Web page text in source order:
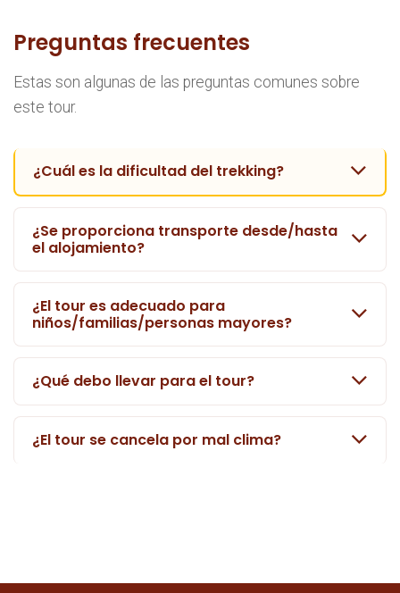
Preguntas frecuentes
Estas son algunas de las preguntas comunes sobre
este tour.
¿Cuál es la dificultad del trekking?
¿Se proporciona transporte desde/hasta
el alojamiento?
¿El tour es adecuado para
niños/familias/personas mayores?
¿Qué debo llevar para el tour?
¿El tour se cancela por mal clima?